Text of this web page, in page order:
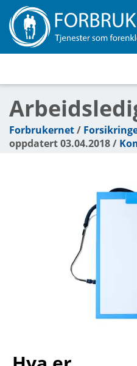
Forbrukernet/
oppdatert 03.04.2018 /